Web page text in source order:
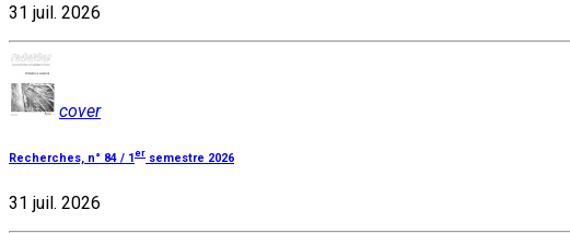
31 juil. 2026
cover
Recherches, n° 84 / 1 er semestre 2026
31 juil. 2026